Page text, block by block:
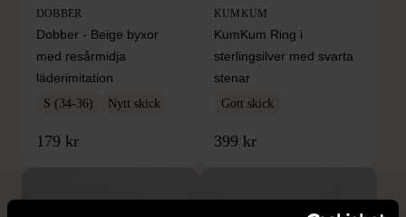
DOBBER
Dobber - Beige byxor
med resårmidja
läderimitation
S (34-36) Nytt skick
179 kr
KUMKUM
KumKum Ring i
sterlingsilver med svarta
stenar
Gott skick
399 kr